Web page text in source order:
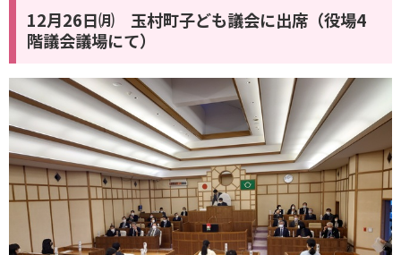
12月26日㈪ 玉村町子ども議会に出席（役場4
階議会議場にて）